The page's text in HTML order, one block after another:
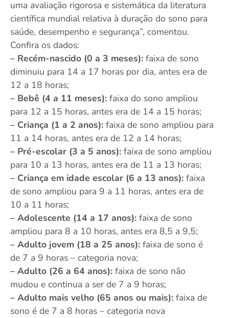
uma avaliação rigorosa e sistemática da literatura
científica mundial relativa à duração do sono para
saúde, desempenho e segurança”, comentou.
Confira os dados:
– Recém-nascido (0 a 3 meses): faixa de sono
diminuiu para 14 a 17 horas por dia, antes era de
12 a 18 horas;
– Bebê (4 a 11 meses): faixa do sono ampliou
para 12 a 15 horas, antes era de 14 a 15 horas;
– Criança (1 a 2 anos): faixa de sono ampliou para
11 a 14 horas, antes era de 12 a 14 horas;
– Pré-escolar (3 a 5 anos): faixa de sono ampliou
para 10 a 13 horas, antes era de 11 a 13 horas;
– Criança em idade escolar (6 a 13 anos): faixa
de sono ampliou para 9 a 11 horas, antes era de
10 a 11 horas;
– Adolescente (14 a 17 anos): faixa de sono
ampliou para 8 a 10 horas, antes era 8,5 a 9,5;
– Adulto jovem (18 a 25 anos): faixa de sono é
de 7 a 9 horas – categoria nova;
– Adulto (26 a 64 anos): faixa de sono não
mudou e continua a ser de 7 a 9 horas;
– Adulto mais velho (65 anos ou mais): faixa de
sono é de 7 a 8 horas – categoria nova